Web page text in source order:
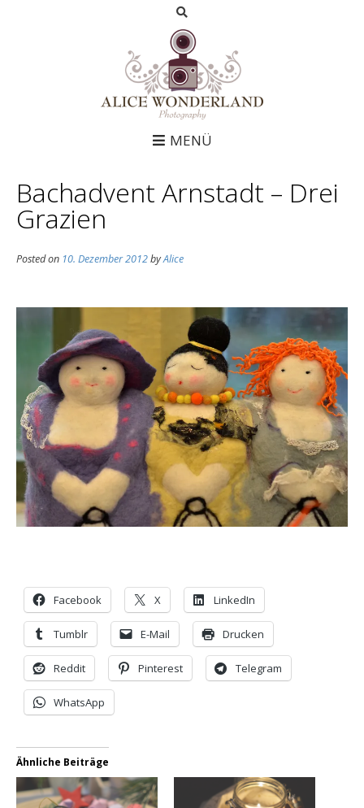
MENÜ
Bachadvent Arnstadt – Drei
Grazien
Posted on 10. Dezember 2012byAlice
Facebook X LinkedIn
Tumblr E-Mail Drucken
Reddit Pinterest Telegram
WhatsApp
Ähnliche Beiträge